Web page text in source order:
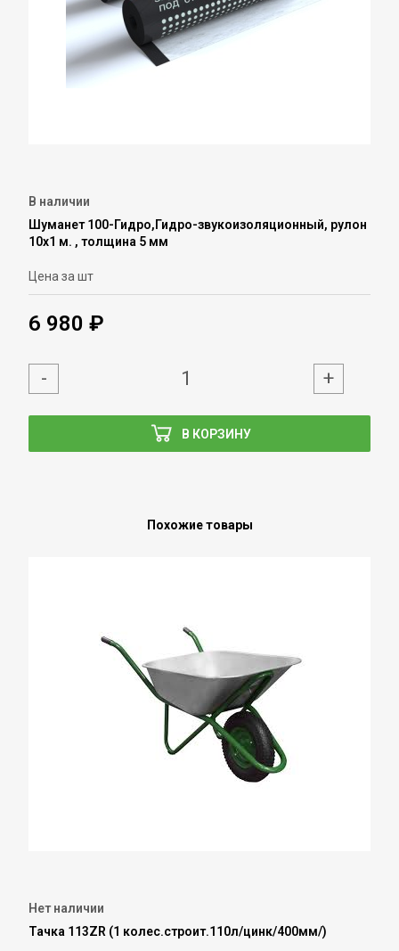
В наличии
Шуманет 100-Гидро,Гидро-звукоизоляционный, рулон
10х1 м. , толщина 5 мм
Цена за шт
6 980 ₽
В КОРЗИНУ
- +
Похожие товары
Нет наличии
Тачка 113ZR (1 колес.строит.110л/цинк/400мм/)